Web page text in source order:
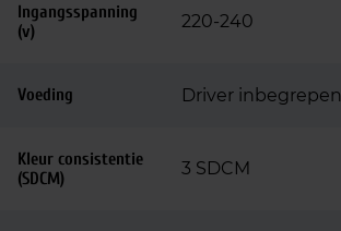
Ingangsspanning
(v)
220-240
Voeding Driver inbegrepen
Kleur consistentie
(SDCM)
3 SDCM